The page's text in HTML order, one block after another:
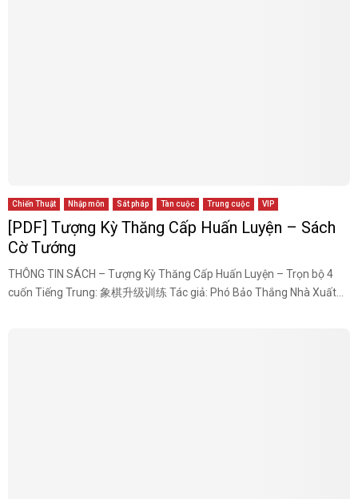
Chiến Thuật Nhập môn Sát pháp Tàn cuộc Trung cuộc VIP
[PDF] Tượng Kỳ Thăng Cấp Huấn Luyện – Sách
Cờ Tướng
THÔNG TIN SÁCH – Tượng Kỳ Thăng Cấp Huấn Luyện – Trọn bộ 4
cuốn Tiếng Trung: 象棋升级训练 Tác giả: Phó Bảo Thắng Nhà Xuất...